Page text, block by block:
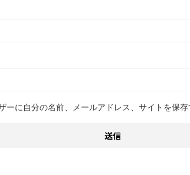
に自分の名前、メールアドレス、サイトを保存